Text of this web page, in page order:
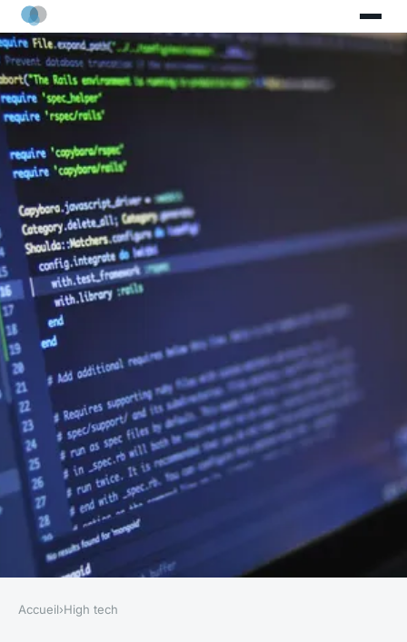
HIGH TECH
Accueil›High tech